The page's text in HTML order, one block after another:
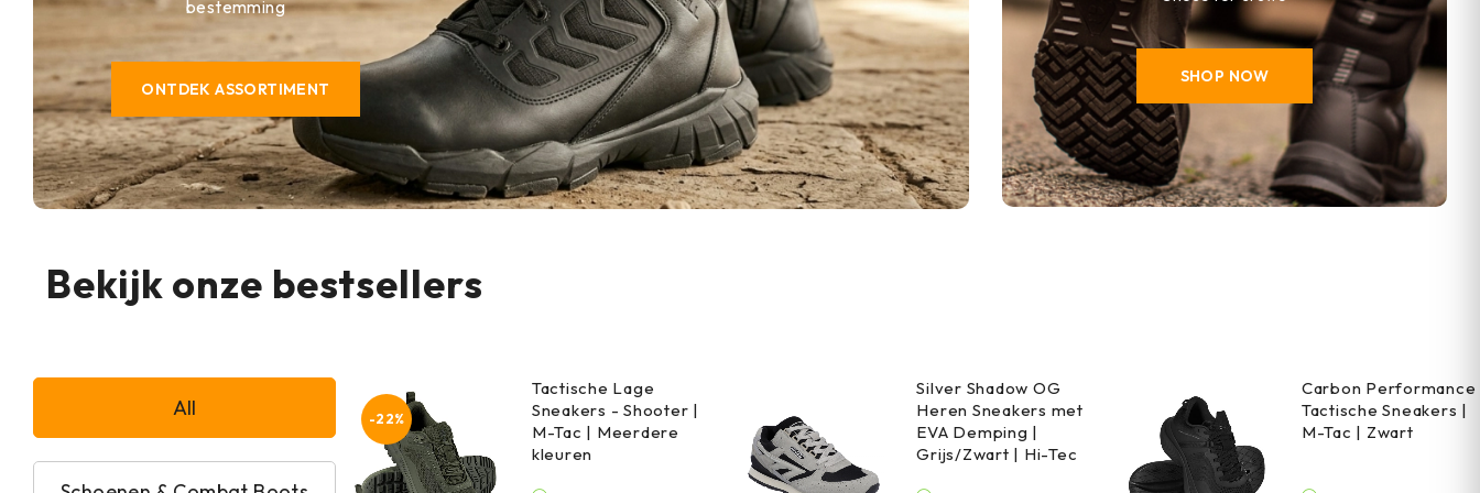
bestemming
ONTDEK ASSORTIMENT
SHOP NOW
Bekijk onze bestsellers
All -22%
Tactische Lage
Sneakers - Shooter |
M-Tac | Meerdere
kleuren
Silver Shadow OG
Heren Sneakers met
EVA Demping |
Grijs/Zwart | Hi-Tec
Carbon Performance
Tactische Sneakers |
M-Tac | Zwart